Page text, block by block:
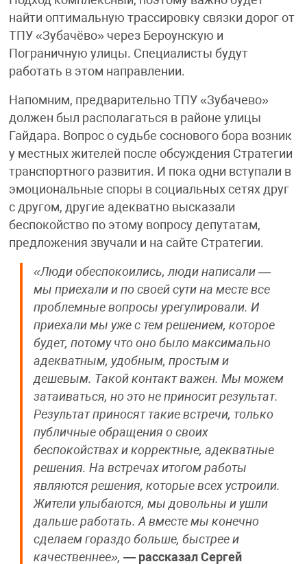
найти оптимальную трассировку связки дорог от
ТПУ «Зубачёво» через Бероунскую и
Пограничную улицы. Специалисты будут
работать в этом направлении.
Напомним, предварительно ТПУ «Зубачево»
должен был располагаться в районе улицы
Гайдара. Вопрос о судьбе соснового бора возник
у местных жителей после обсуждения Стратегии
транспортного развития. И пока одни вступали в
эмоциональные споры в социальных сетях друг
с другом, другие адекватно высказали
беспокойство по этому вопросу депутатам,
предложения звучали и на сайте Стратегии.
«Люди обеспокоились, люди написали —
мы приехали и по своей сути на месте все
проблемные вопросы урегулировали. И
приехали мы уже с тем решением, которое
будет, потому что оно было максимально
адекватным, удобным, простым и
дешевым. Такой контакт важен. Мы можем
затаиваться, но это не приносит результат.
Результат приносят такие встречи, только
публичные обращения о своих
беспокойствах и корректные, адекватные
решения. На встречах итогом работы
являются решения, которые всех устроили.
Жители улыбаются, мы довольны и ушли
дальше работать. А вместе мы конечно
сделаем гораздо больше, быстрее и
качественнее», — рассказал Сергей